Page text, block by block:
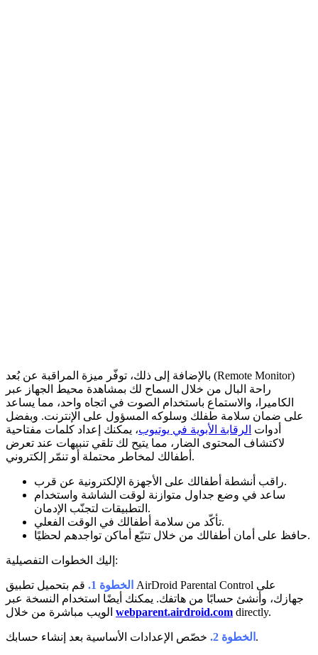
بالإضافة إلى ذلك، توفّر ميزة المراقبة عن بُعد (Remote Monitor)
راحة البال من خلال السماح لك بمشاهدة محيط الجهاز عبر
الكاميرا، والاستماع باستخدام الصوت في اتجاه واحد، مما يساعد
على ضمان سلامة طفلك وسلوكه المسؤول على الإنترنت. وبفضل
أدوات الرقابة الأبوية في يوتيوب، يمكنك إعداد كلمات مفتاحية
لاكتشاف المحتوى الضار، مما يتيح لك تلقي تنبيهات عند تعرض
أطفالك لمخاطر محتملة أو تنمّر إلكتروني.
راقب أنشطة أطفالك على الأجهزة الإلكترونية عن قرب.
ساعد في وضع جداول متوازنة لوقت الشاشة واستخدام
التطبيقات لتجنّب الإدمان.
تأكّد من سلامة أطفالك في الوقت الفعلي.
حافظ على أمان أطفالك من خلال تتبّع أماكن تواجدهم لحظيًا.
إليك الخطوات التفصيلية:
الخطوة 1.
قم بتحميل تطبيق AirDroid Parental Control على
جهازك، وأنشئ حسابًا من هاتفك. يمكنك أيضًا استخدام النسخة عبر
webparent.airdroid.com directly.
الخطوة 2. خصّص الإعدادات الأساسية بعد إنشاء حسابك.